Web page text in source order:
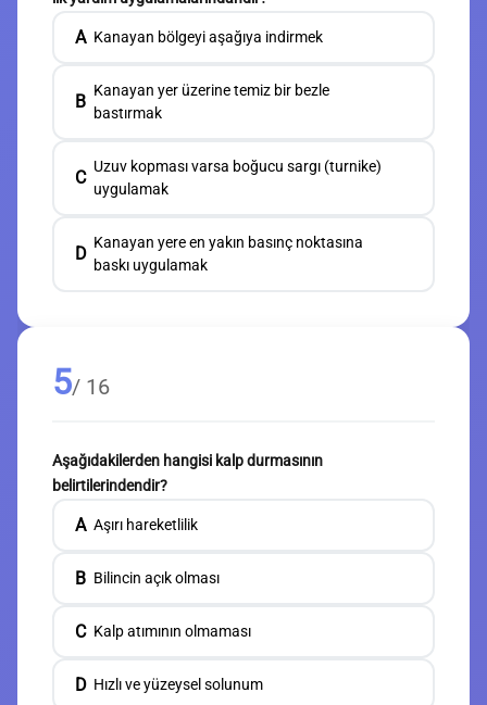
A Kanayan bölgeyi aşağıya indirmek
B
Kanayan yer üzerine temiz bir bezle
bastırmak
C
Uzuv kopması varsa boğucu sargı (turnike)
uygulamak
D
Kanayan yere en yakın basınç noktasına
baskı uygulamak
5/ 16
Aşağıdakilerden hangisi kalp durmasının
belirtilerindendir?
A Aşırı hareketlilik
B Bilincin açık olması
C Kalp atımının olmaması
D Hızlı ve yüzeysel solunum